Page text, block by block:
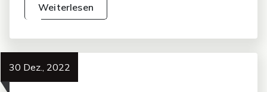
Weiterlesen
30 Dez., 2022